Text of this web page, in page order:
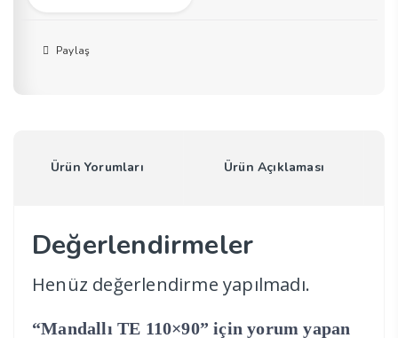
Paylaş
Ürün Yorumları Ürün Açıklaması
Değerlendirmeler
Henüz değerlendirme yapılmadı.
“Mandallı TE 110×90” için yorum yapan